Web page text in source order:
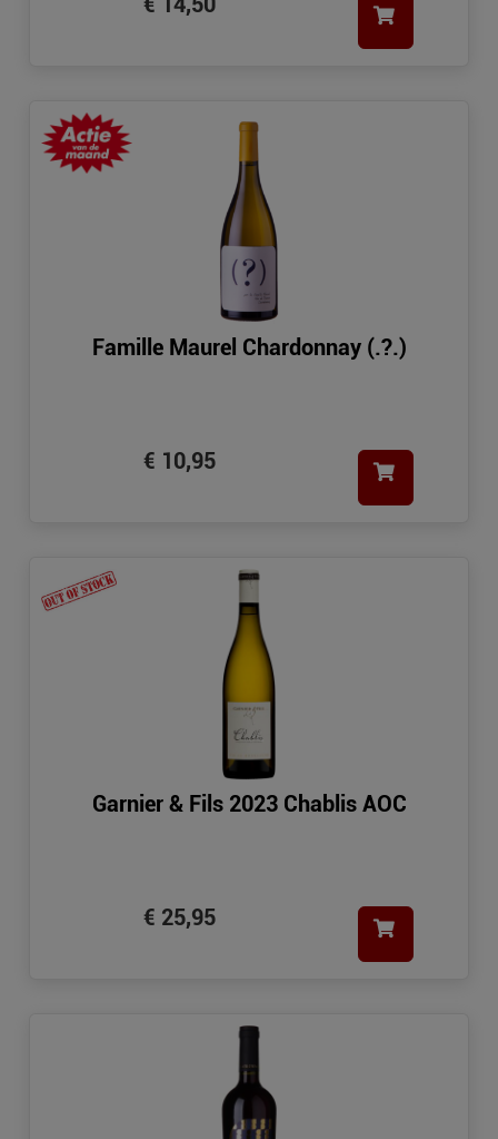
Famille Maurel Chardonnay (.?.)
€ 10,95
Garnier & Fils 2023 Chablis AOC
€ 25,95